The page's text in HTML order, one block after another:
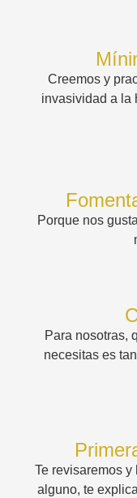
Creemos y
invasividad a la
Porque nos
Para nosotras,
necesitas es
Te revisaremos
alguno, te